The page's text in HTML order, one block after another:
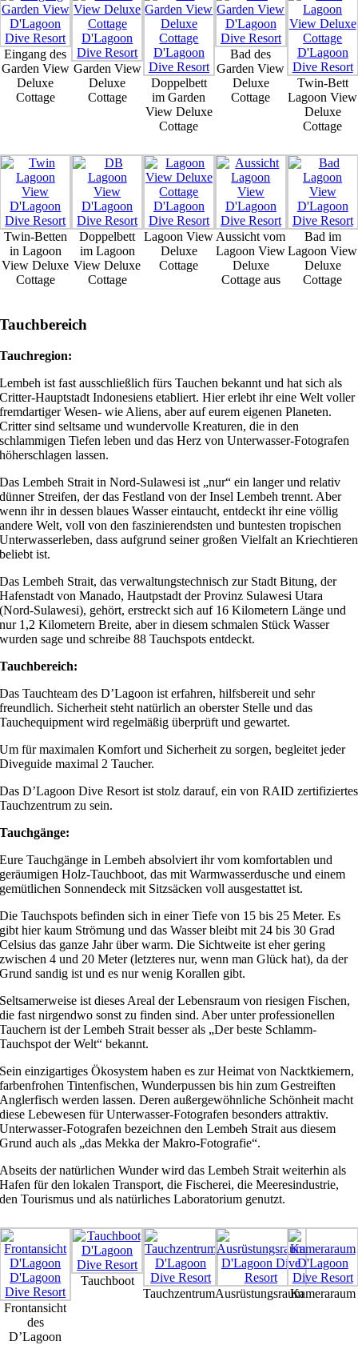
Eingang des
Garden View
Deluxe
Cottage
Garden View
Deluxe
Cottage
Doppelbett
im Garden
View Deluxe
Cottage
Bad des
Garden View
Deluxe
Cottage
Twin-Bett
Lagoon View
Deluxe
Cottage
Twin-Betten
in Lagoon
View Deluxe
Cottage
Doppelbett
im Lagoon
View Deluxe
Cottage
Lagoon View
Deluxe
Cottage
Aussicht vom
Lagoon View
Deluxe
Cottage aus
Bad im
Lagoon View
Deluxe
Cottage
Tauchbereich
Tauchregion:
Lembeh ist fast ausschließlich fürs Tauchen bekannt und hat sich als
Critter-Hauptstadt Indonesiens etabliert. Hier erlebt ihr eine Welt voller
fremdartiger Wesen- wie Aliens, aber auf eurem eigenen Planeten.
Critter sind seltsame und wundervolle Kreaturen, die in den
schlammigen Tiefen leben und das Herz von Unterwasser-Fotografen
höherschlagen lassen.
Das Lembeh Strait in Nord-Sulawesi ist „nur“ ein langer und relativ
dünner Streifen, der das Festland von der Insel Lembeh trennt. Aber
wenn ihr in dessen blaues Wasser eintaucht, entdeckt ihr eine völlig
andere Welt, voll von den faszinierendsten und buntesten tropischen
Unterwasserleben, dass aufgrund seiner großen Vielfalt an Kriechtieren
beliebt ist.
Das Lembeh Strait, das verwaltungstechnisch zur Stadt Bitung, der
Hafenstadt von Manado, Hautpstadt der Provinz Sulawesi Utara
(Nord-Sulawesi), gehört, erstreckt sich auf 16 Kilometern Länge und
nur 1,2 Kilometern Breite, aber in diesem schmalen Stück Wasser
wurden sage und schreibe 88 Tauchspots entdeckt.
Tauchbereich:
Das Tauchteam des D’Lagoon ist erfahren, hilfsbereit und sehr
freundlich. Sicherheit steht natürlich an oberster Stelle und das
Tauchequipment wird regelmäßig überprüft und gewartet.
Um für maximalen Komfort und Sicherheit zu sorgen, begleitet jeder
Diveguide maximal 2 Taucher.
Das D’Lagoon Dive Resort ist stolz darauf, ein von RAID zertifiziertes
Tauchzentrum zu sein.
Tauchgänge:
Eure Tauchgänge in Lembeh absolviert ihr vom komfortablen und
geräumigen Holz-Tauchboot, das mit Warmwasserdusche und einem
gemütlichen Sonnendeck mit Sitzsäcken voll ausgestattet ist.
Die Tauchspots befinden sich in einer Tiefe von 15 bis 25 Meter. Es
gibt hier kaum Strömung und das Wasser bleibt mit 24 bis 30 Grad
Celsius das ganze Jahr über warm. Die Sichtweite ist eher gering
zwischen 4 und 20 Meter (letzteres nur, wenn man Glück hat), da der
Grund sandig ist und es nur wenig Korallen gibt.
Seltsamerweise ist dieses Areal der Lebensraum von riesigen Fischen,
die fast nirgendwo sonst zu finden sind. Aber unter professionellen
Tauchern ist der Lembeh Strait besser als „Der beste Schlamm-
Tauchspot der Welt“ bekannt.
Sein einzigartiges Ökosystem haben es zur Heimat von Nacktkiemern,
farbenfrohen Tintenfischen, Wunderpussen bis hin zum Gestreiften
Anglerfisch werden lassen. Deren außergewöhnliche Schönheit macht
diese Lebewesen für Unterwasser-Fotografen besonders attraktiv.
Unterwasser-Fotografen bezeichnen den Lembeh Strait aus diesem
Grund auch als „das Mekka der Makro-Fotografie“.
Abseits der natürlichen Wunder wird das Lembeh Strait weiterhin als
Hafen für den lokalen Transport, die Fischerei, die Meeresindustrie,
den Tourismus und als natürliches Laboratorium genutzt.
Frontansicht
des
D’Lagoon
Tauchboot
TauchzentrumAusrüstungsraumKameraraum